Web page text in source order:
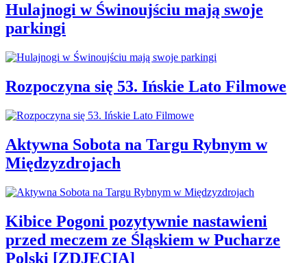
Hulajnogi w Świnoujściu mają swoje
parkingi
Rozpoczyna się 53. Ińskie Lato Filmowe
Aktywna Sobota na Targu Rybnym w
Międzyzdrojach
Kibice Pogoni pozytywnie nastawieni
przed meczem ze Śląskiem w Pucharze
Polski [ZDJĘCIA]